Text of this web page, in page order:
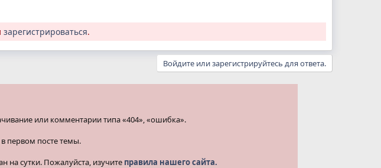
зарегистрироваться.
Войдите или зарегистрируйтесь для ответа.
или комментарии типа «404», «ошибка».
в первом посте темы.
на сутки. Пожалуйста, изучите правила нашего сайта.